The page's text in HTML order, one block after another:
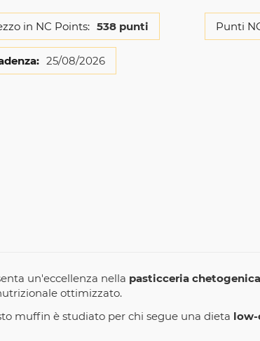
in NC Points: 538 punti Punti
25/08/2026
un'eccellenza nella pasticceria chetogenica
ottimizzato.
muffin è studiato per chi segue una dieta low-